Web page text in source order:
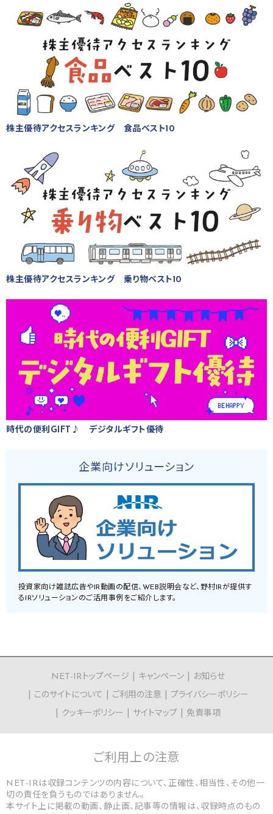
株主優待アクセスランキング 食品ベスト10
株主優待アクセスランキング 乗り物ベスト10
時代の便利GIFT♪ デジタルギフト優待
企業向けソリューション
投資家向け雑誌広告やIR動画の配信、WEB説明会など、野村IRが提供す
るIRソリューションのご活用事例をご紹介します。
NET-IRトップページ キャンペーン
お知らせ
このサイトについて
ご利用の注意
プライバシーポリシー
クッキーポリシー
サイトマップ 免責事項
ご利用上の注意
NET-IRは収録コンテンツの内容について、正確性、相当性、その他一
切の責任を負うものではありません。
本サイト上に掲載の動画、静止画、記事等の情報は、収録時点のもの